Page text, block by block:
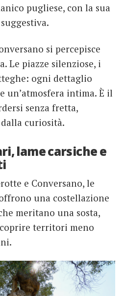
pugliese, con la sua
si percepisce
Le piazze silenziose, i
ogni dettaglio
un’atmosfera intima. È il
senza fretta,
curiosità.
lame carsiche e
e Conversano, le
una costellazione
meritano una sosta,
territori meno